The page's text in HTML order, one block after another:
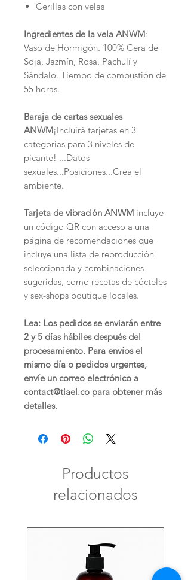
Cerillas con velas
Ingredientes de la vela ANWM:
Vaso de Hormigón. 100% Cera de
Soja, Jazmín, Rosa, Pachulí y
Sándalo. Tiempo de combustión de
55 horas.
Baraja de cartas sexuales
ANWM¡Incluirá tarjetas en 3
categorías para 3 niveles de
picante! ...Datos
sexuales...Posiciones...Crea el
ambiente.
Tarjeta de vibración ANWM incluye
un código QR con acceso a una
página de recomendaciones que
incluye una lista de reproducción
seleccionada y combinaciones
sugeridas, como recetas de cócteles
y sex-shops boutique locales.
Lea: Los pedidos se enviarán entre
2 y 5 días hábiles después del
procesamiento. Para envíos el
mismo día o pedidos urgentes,
envíe un correo electrónico a
contact@tiael.co para obtener más
detalles.
Productos
relacionados